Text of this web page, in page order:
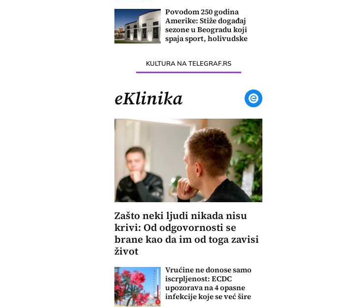
Povodom 250 godina
Amerike: Stiže događaj
sezone u Beogradu koji
spaja sport, holivudske
KULTURA NA TELEGRAF.RS
eKlinika
Zašto neki ljudi nikada nisu
krivi: Od odgovornosti se
brane kao da im od toga zavisi
život
Vrućine ne donose samo
iscrpljenost: ECDC
upozorava na 4 opasne
infekcije koje se već šire